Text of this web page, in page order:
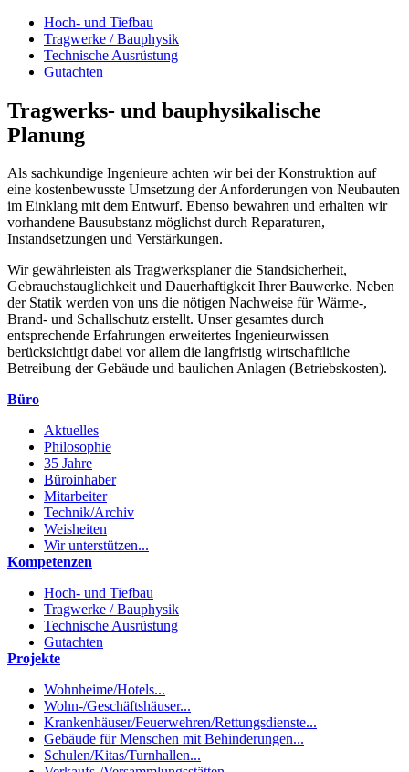
Hoch- und Tiefbau
Tragwerke / Bauphysik
Technische Ausrüstung
Gutachten
Tragwerks- und bauphysikalische
Planung
Als sachkundige Ingenieure achten wir bei der Konstruktion auf
eine kostenbewusste Umsetzung der Anforderungen von Neubauten
im Einklang mit dem Entwurf. Ebenso bewahren und erhalten wir
vorhandene Bausubstanz möglichst durch Reparaturen,
Instandsetzungen und Verstärkungen.
Wir gewährleisten als Tragwerksplaner die Standsicherheit,
Gebrauchstauglichkeit und Dauerhaftigkeit Ihrer Bauwerke. Neben
der Statik werden von uns die nötigen Nachweise für Wärme-,
Brand- und Schallschutz erstellt. Unser gesamtes durch
entsprechende Erfahrungen erweitertes Ingenieurwissen
berücksichtigt dabei vor allem die langfristig wirtschaftliche
Betreibung der Gebäude und baulichen Anlagen (Betriebskosten).
Büro
Aktuelles
Philosophie
35 Jahre
Büroinhaber
Mitarbeiter
Technik/Archiv
Weisheiten
Wir unterstützen...
Kompetenzen
Hoch- und Tiefbau
Tragwerke / Bauphysik
Technische Ausrüstung
Gutachten
Projekte
Wohnheime/Hotels...
Wohn-/Geschäftshäuser...
Krankenhäuser/Feuerwehren/Rettungsdienste...
Gebäude für Menschen mit Behinderungen...
Schulen/Kitas/Turnhallen...